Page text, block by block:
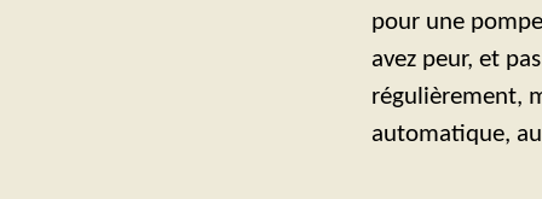
pour une
avez peur, et
régulièrement,
automatique,